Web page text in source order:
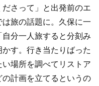
さって」と出発前のエ
旅の話題に。久保に一
分一人旅すると分刻み
す。行き当たりばった
場所を調べてリストア
計画を立てるというの